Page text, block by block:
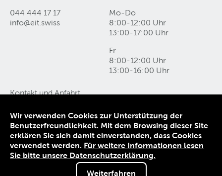
044 444 17 17
info@eit swiss
Mo-Do
8:00-12:00 Uhr
13:00-17:00 Uhr
Fr
8:00-12:00 Uhr
13:00-16:00 Uhr
Kontakt und Anfahrt
Impressum
AGB
© 1906-2026 EIT.swiss
Wir verwenden Cookies zur Unterstützung der
Benutzerfreundlichkeit. Mit dem Browsing dieser Site
erklären Sie sich damit einverstanden, dass Cookies
verwendet werden. Für weitere Informationen lesen
Sie bitte unsere Datenschutzerklärung.
Weiterfahren